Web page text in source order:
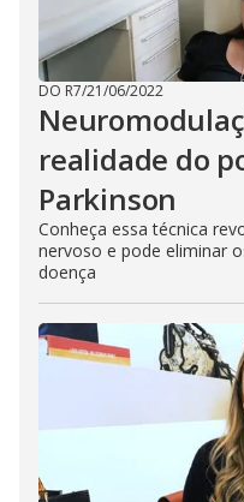
DO R7/21/06/2022
realidade do
Parkinson
Conheça essa técnica
nervoso e pode eliminar
doença